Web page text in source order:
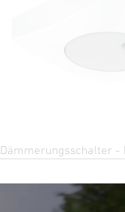
Dämmerungsschalter -